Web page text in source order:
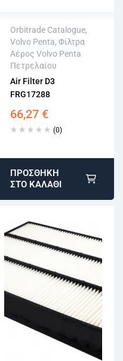
Orbitrade Catalogue,
Volvo Penta, Φίλτρα
Αέρος Volvo Penta
Πετρελαίου
Air Filter D3
FRG17288
66,27 €
(0)
Άμεση αποστολή
Επιστροφή εντός
Αγορά χωρίς
εγγραφή
ΠΡΟΣΘΉΚΗ
ΣΤΟ ΚΑΛΆΘΙ